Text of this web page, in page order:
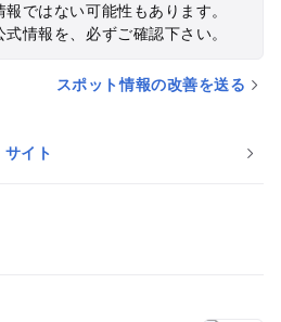
ではない可能性もあります。
情報を、必ずご確認下さい。
スポット情報の改善を送る
イト